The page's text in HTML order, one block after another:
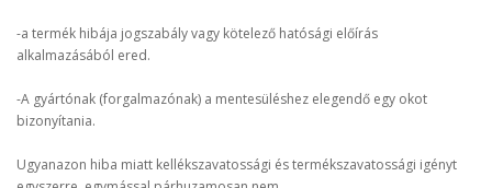
-a termék hibája jogszabály vagy kötelező hatósági előírás
alkalmazásából ered.
-A gyártónak (forgalmazónak) a mentesüléshez elegendő egy okot
bizonyítania.
Ugyanazon hiba miatt kellékszavatossági és termékszavatossági igényt